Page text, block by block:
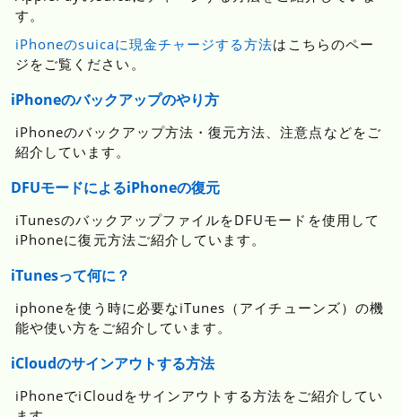
す。
iPhoneのsuicaに現金チャージする方法はこちらのペー
ジをご覧ください。
iPhoneのバックアップのやり方
iPhoneのバックアップ方法・復元方法、注意点などをご
紹介しています。
DFUモードによるiPhoneの復元
iTunesのバックアップファイルをDFUモードを使用して
iPhoneに復元方法ご紹介しています。
iTunesって何に？
iphoneを使う時に必要なiTunes（アイチューンズ）の機
能や使い方をご紹介しています。
iCloudのサインアウトする方法
iPhoneでiCloudをサインアウトする方法をご紹介してい